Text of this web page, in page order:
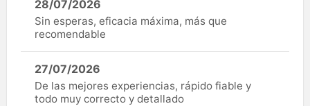
28/07/2026
Sin esperas, eficacia máxima, más que
recomendable
27/07/2026
De las mejores experiencias, rápido fiable y
todo muy correcto y detallado